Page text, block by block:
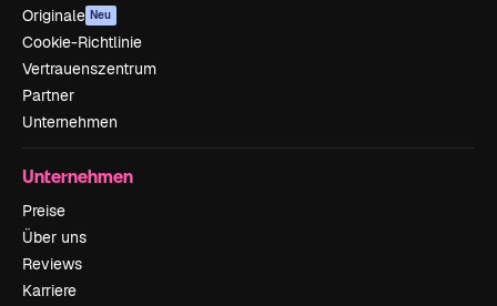
Originale Neu
Cookie-Richtlinie
Vertrauenszentrum
Partner
Unternehmen
Unternehmen
Preise
Über uns
Reviews
Karriere